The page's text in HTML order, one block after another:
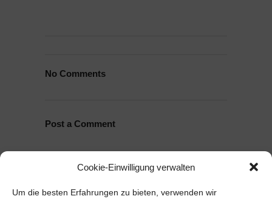
Cookie-Einwilligung verwalten
Um die besten Erfahrungen zu bieten, verwenden wir
No Comments
Post a Comment
Kommentar abzugeben.